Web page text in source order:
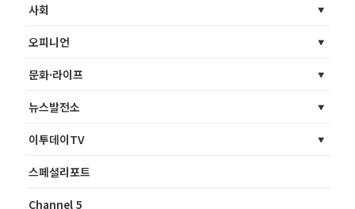
사회
오피니언
문화·라이프
뉴스발전소
이투데이TV
스페셜리포트
Channel 5